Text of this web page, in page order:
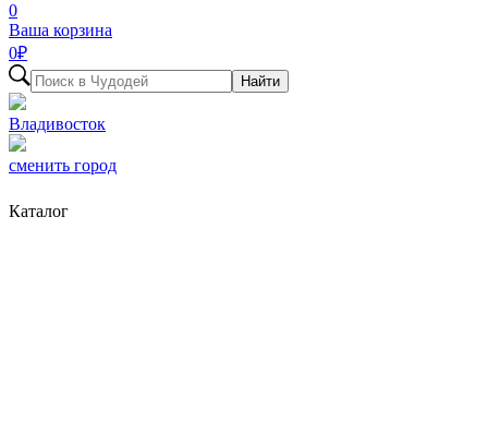
0
Ваша корзина
0₽
Найти
Владивосток
сменить город
Каталог